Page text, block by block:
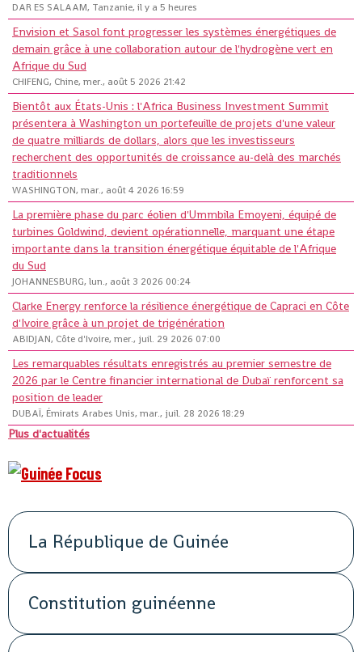
DAR ES SALAAM, Tanzanie, il y a 5 heures
Envision et Sasol font progresser les systèmes énergétiques de
demain grâce à une collaboration autour de l'hydrogène vert en
Afrique du Sud
CHIFENG, Chine, mer., août 5 2026 21:42
Bientôt aux États-Unis : l'Africa Business Investment Summit
présentera à Washington un portefeuille de projets d'une valeur
de quatre milliards de dollars, alors que les investisseurs
recherchent des opportunités de croissance au-delà des marchés
traditionnels
WASHINGTON, mar., août 4 2026 16:59
La première phase du parc éolien d'Ummbila Emoyeni, équipé de
turbines Goldwind, devient opérationnelle, marquant une étape
importante dans la transition énergétique équitable de l'Afrique
du Sud
JOHANNESBURG, lun., août 3 2026 00:24
Clarke Energy renforce la résilience énergétique de Capraci en Côte
d'Ivoire grâce à un projet de trigénération
ABIDJAN, Côte d'Ivoire, mer., juil. 29 2026 07:00
Les remarquables résultats enregistrés au premier semestre de
2026 par le Centre financier international de Dubaï renforcent sa
position de leader
DUBAÏ, Émirats Arabes Unis, mar., juil. 28 2026 18:29
Plus d'actualités
La République de Guinée
Constitution guinéenne